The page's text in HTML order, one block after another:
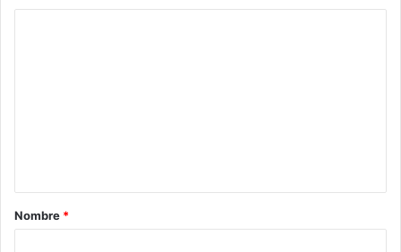
rNombre *